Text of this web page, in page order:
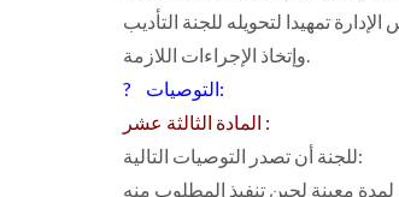
تمهيدا لتحويله للجنة التأديب
وإتخاذ الإجراءات اللازمة.
? التوصيات:
المادة الثالثة عشر :
للجنة أن تصدر التوصيات التالية: